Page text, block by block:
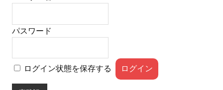
パスワード
ログイン状態を保存する